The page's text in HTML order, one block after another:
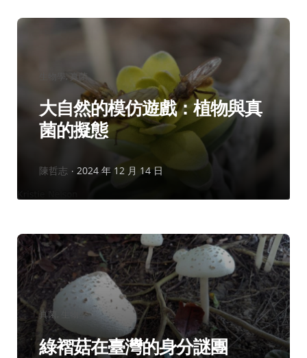
類：
真菌
大自然的模仿遊戲：植物與真
菌的擬態
作
陳哲志 2024 年 12 月 14 日
分
類：
真菌 生物學
綠褶菇在臺灣的身分謎團